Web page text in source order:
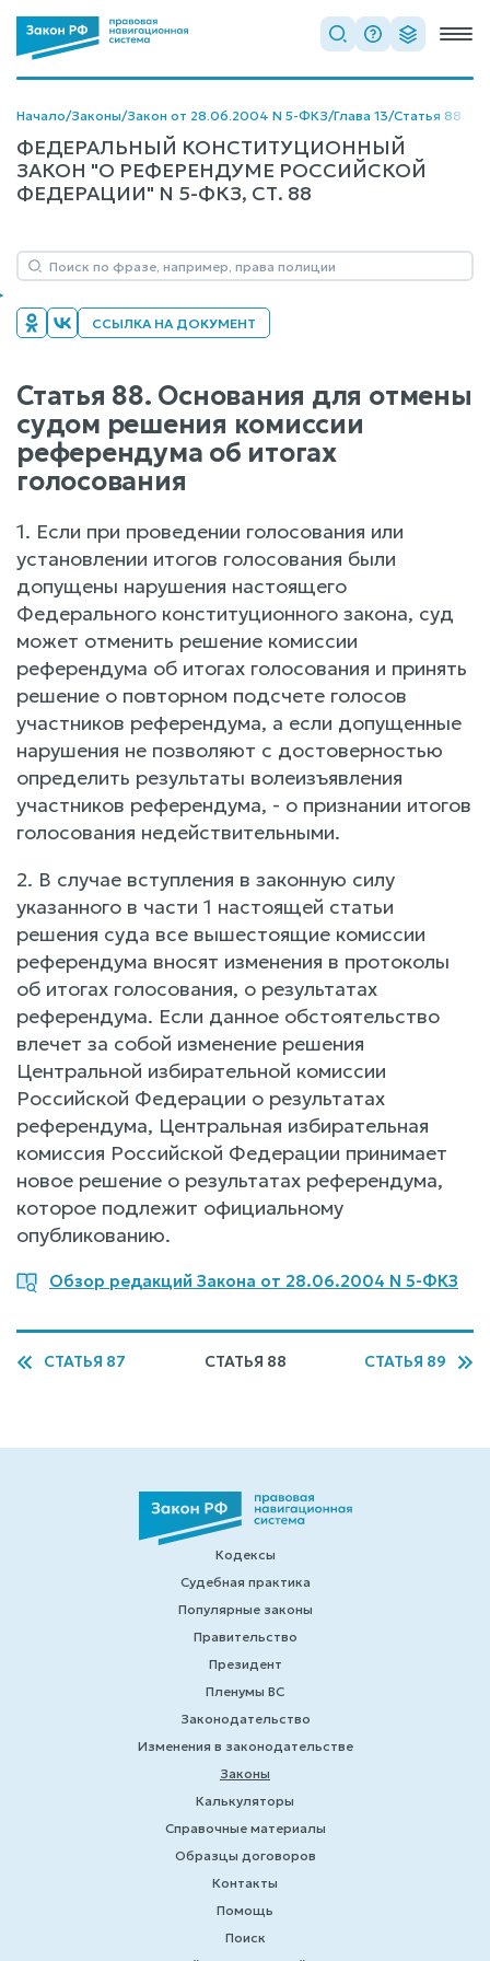
Начало/Законы/Закон от 28.06.2004 N 5-ФКЗ/Глава 13/Статья 88
ФЕДЕРАЛЬНЫЙ КОНСТИТУЦИОННЫЙ
ЗАКОН "О РЕФЕРЕНДУМЕ РОССИЙСКОЙ
ФЕДЕРАЦИИ" N 5-ФКЗ, СТ. 88
ССЫЛКА НА ДОКУМЕНТ
Статья 88. Основания для отмены
судом решения комиссии
референдума об итогах
голосования
1. Если при проведении голосования или
установлении итогов голосования были
допущены нарушения настоящего
Федерального конституционного закона, суд
может отменить решение комиссии
референдума об итогах голосования и принять
решение о повторном подсчете голосов
участников референдума, а если допущенные
нарушения не позволяют с достоверностью
определить результаты волеизъявления
участников референдума, - о признании итогов
голосования недействительными.
2. В случае вступления в законную силу
указанного в части 1 настоящей статьи
решения суда все вышестоящие комиссии
референдума вносят изменения в протоколы
об итогах голосования, о результатах
референдума. Если данное обстоятельство
влечет за собой изменение решения
Центральной избирательной комиссии
Российской Федерации о результатах
референдума, Центральная избирательная
комиссия Российской Федерации принимает
новое решение о результатах референдума,
которое подлежит официальному
опубликованию.
Обзор редакций Закона от 28.06.2004 N 5-ФКЗ
СТАТЬЯ 87 СТАТЬЯ 88 СТАТЬЯ 89
Кодексы
Судебная практика
Популярные законы
Правительство
Президент
Пленумы ВС
Законодательство
Изменения в законодательстве
Законы
Калькуляторы
Справочные материалы
Образцы договоров
Контакты
Помощь
Поиск